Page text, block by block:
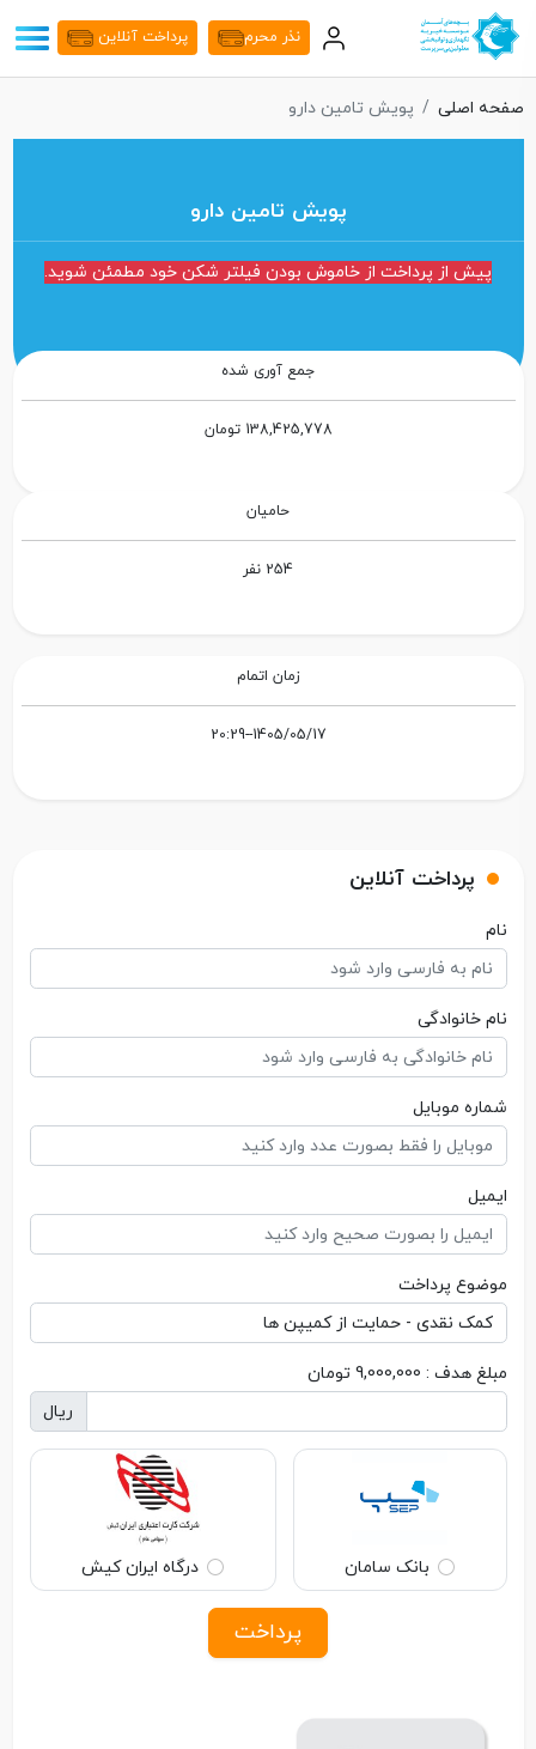
نذر محرم پرداخت آنلاین
صفحه اصلی پویش تامین دارو
پویش تامین دارو
پیش از پرداخت از خاموش بودن فیلتر شکن خود مطمئن شوید.
جمع آوری شده
138,425,778 تومان
حامیان
254 نفر
زمان اتمام
1405/05/17--20:29
پرداخت آنلاین
نام
نام خانوادگی
شماره موبایل
ایمیل
موضوع پرداخت
مبلغ هدف : 9,000,000 تومان
ریال
بانک سامان درگاه ایران کیش
پرداخت